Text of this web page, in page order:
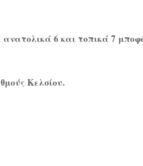
ανατολικά 6 και τοπικά 7
Κελσίου.